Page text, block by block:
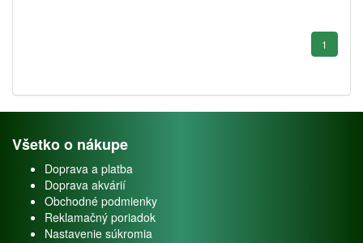
1
Všetko o nákupe
Doprava a platba
Doprava akvárií
Obchodné podmienky
Reklamačný poriadok
Nastavenie súkromia